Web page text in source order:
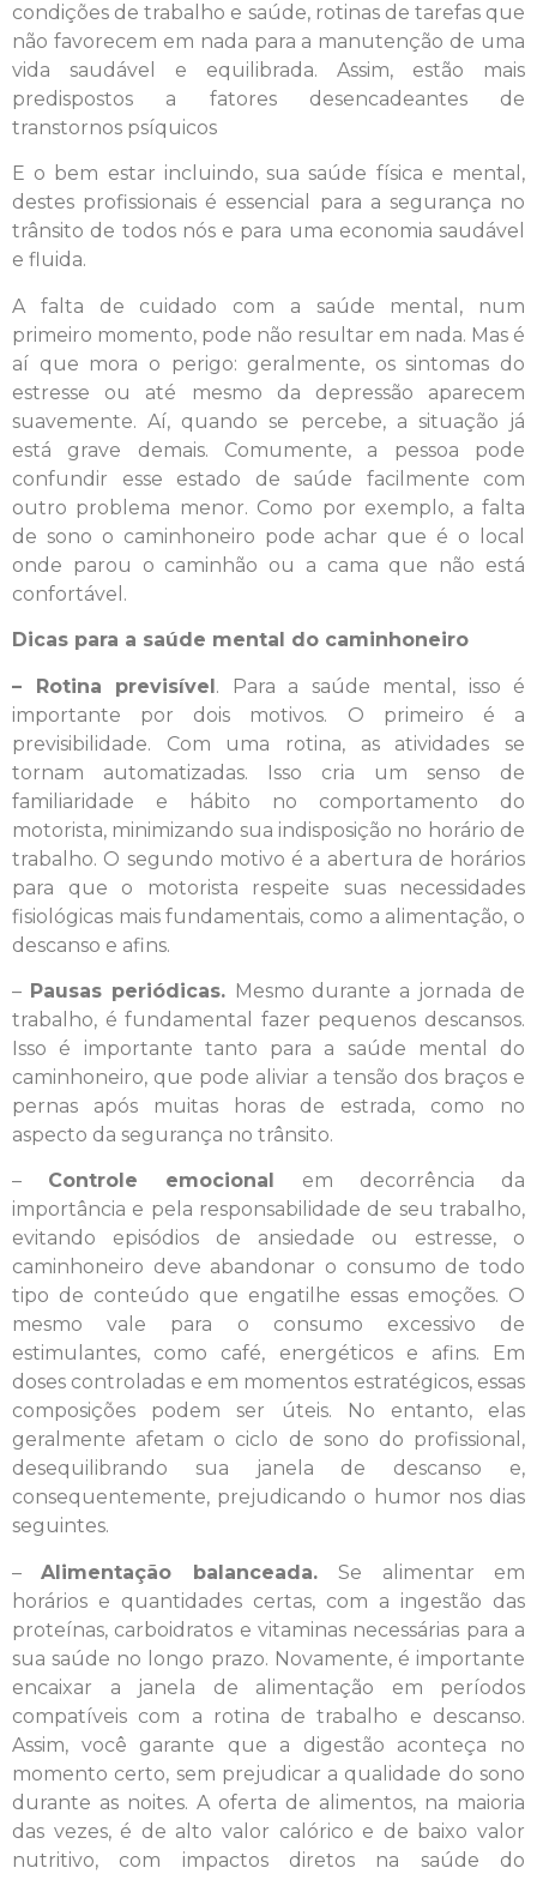
condições de trabalho e saúde, rotinas de tarefas que
não favorecem em nada para a manutenção de uma
vida saudável e equilibrada. Assim, estão mais
predispostos a fatores desencadeantes de
transtornos psíquicos
E o bem estar incluindo, sua saúde física e mental,
destes profissionais é essencial para a segurança no
trânsito de todos nós e para uma economia saudável
e fluida.
A falta de cuidado com a saúde mental, num
primeiro momento, pode não resultar em nada. Mas é
aí que mora o perigo: geralmente, os sintomas do
estresse ou até mesmo da depressão aparecem
suavemente. Aí, quando se percebe, a situação já
está grave demais. Comumente, a pessoa pode
confundir esse estado de saúde facilmente com
outro problema menor. Como por exemplo, a falta
de sono o caminhoneiro pode achar que é o local
onde parou o caminhão ou a cama que não está
confortável.
Dicas para a saúde mental do caminhoneiro
– Rotina previsível. Para a saúde mental, isso é
importante por dois motivos. O primeiro é a
previsibilidade. Com uma rotina, as atividades se
tornam automatizadas. Isso cria um senso de
familiaridade e hábito no comportamento do
motorista, minimizando sua indisposição no horário de
trabalho. O segundo motivo é a abertura de horários
para que o motorista respeite suas necessidades
fisiológicas mais fundamentais, como a alimentação, o
descanso e afins.
– Pausas periódicas. Mesmo durante a jornada de
trabalho, é fundamental fazer pequenos descansos.
Isso é importante tanto para a saúde mental do
caminhoneiro, que pode aliviar a tensão dos braços e
pernas após muitas horas de estrada, como no
aspecto da segurança no trânsito.
– Controle emocional
em decorrência da
importância e pela responsabilidade de seu trabalho,
evitando episódios de ansiedade ou estresse, o
caminhoneiro deve abandonar o consumo de todo
tipo de conteúdo que engatilhe essas emoções. O
mesmo vale para o consumo excessivo de
estimulantes, como café, energéticos e afins. Em
doses controladas e em momentos estratégicos, essas
composições podem ser úteis. No entanto, elas
geralmente afetam o ciclo de sono do profissional,
desequilibrando sua janela de descanso e,
consequentemente, prejudicando o humor nos dias
seguintes.
–Alimentação balanceada.Se alimentar em
horários e quantidades certas, com a ingestão das
proteínas, carboidratos e vitaminas necessárias para a
sua saúde no longo prazo. Novamente, é importante
encaixar a janela de alimentação em períodos
compatíveis com a rotina de trabalho e descanso.
Assim, você garante que a digestão aconteça no
momento certo, sem prejudicar a qualidade do sono
durante as noites. A oferta de alimentos, na maioria
das vezes, é de alto valor calórico e de baixo valor
nutritivo, com impactos diretos na saúde do